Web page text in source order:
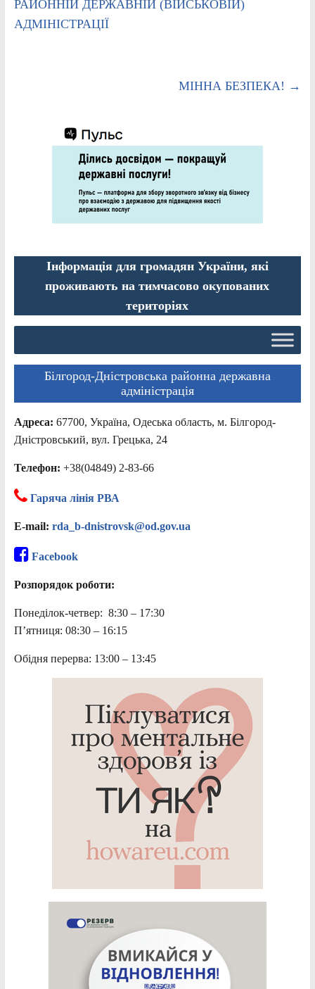
РАЙОННІЙ ДЕРЖАВНІЙ (ВІЙСЬКОВІЙ)
АДМІНІСТРАЦІЇ
МІННА БЕЗПЕКА! →
Інформація для громадян України, які
проживають на тимчасово окупованих
територіях
Білгород-Дністровська районна державна
адміністрація
Адреса: 67700, Україна, Одеська область, м. Білгород-
Дністровський, вул. Грецька, 24
Телефон: +38(04849) 2-83-66
Гаряча лінія РВА
E-mail: rda_b-dnistrovsk@od.gov.ua
Facebook
Розпорядок роботи:
Понеділок-четвер: 8:30 – 17:30
П’ятниця: 08:30 – 16:15
Обідня перерва: 13:00 – 13:45